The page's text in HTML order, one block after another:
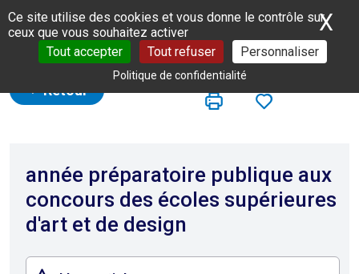
Panneau de gestion des cookies
Ce site utilise des cookies et vous donne le contrôle sur
ceux que vous souhaitez activer
Tout accepter
Tout refuser Personnaliser
Politique de confidentialité
X
Retour
année préparatoire publique aux
concours des écoles supérieures
d'art et de design